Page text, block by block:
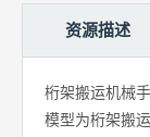
资源描述
桁架搬运机械
模型为桁架搬